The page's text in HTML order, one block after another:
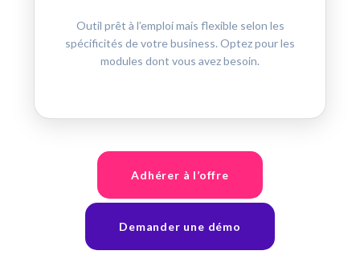
Outil prêt à l’emploi mais flexible selon les
spécificités de votre business. Optez pour les
modules dont vous avez besoin.
Adhérer à l’offre
Demander une démo